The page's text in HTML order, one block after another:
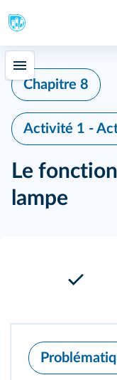
Chapitre 8
Activité 1 -
Le
lampe